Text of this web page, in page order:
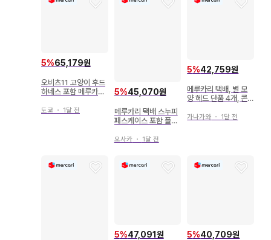
5%65,179원
오비츠11 고양이 후드
하네스 포함 메루카리
도쿄 ・ 1달 전
5%45,070원
메루카리 택배 스누피
패스케이스 포함 플랫
오사카・ 1달 전
5%42,759원
메루카리 택배, 별 모
양 헤드 단품 4개, 콘
가나가와 ・ 1달 전
5%47,091원 5%40,709원